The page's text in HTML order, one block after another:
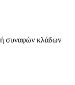
ή συναφών κλάδων